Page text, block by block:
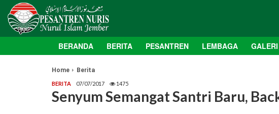
BERANDA BERITA PESANTREN LEMBAGA
Home Berita
BERITA 07/07/2017 1475
Senyum Semangat Santri Baru,